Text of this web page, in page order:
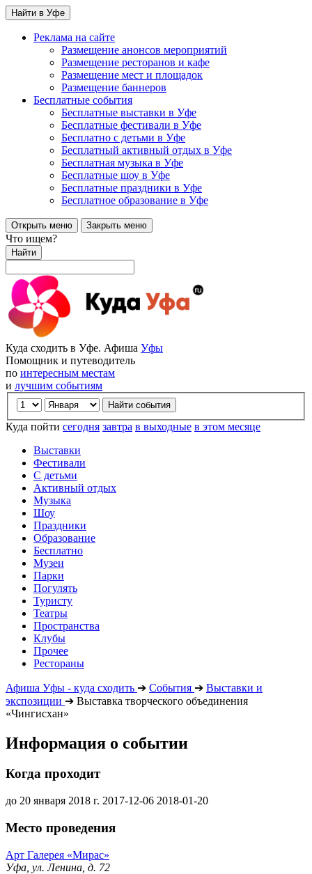
Найти в Уфе
Реклама на сайте
Размещение анонсов мероприятий
Размещение ресторанов и кафе
Размещение мест и площадок
Размещение баннеров
Бесплатные события
Бесплатные выставки в Уфе
Бесплатные фестивали в Уфе
Бесплатно с детьми в Уфе
Бесплатный активный отдых в Уфе
Бесплатная музыка в Уфе
Бесплатные шоу в Уфе
Бесплатные праздники в Уфе
Бесплатное образование в Уфе
Открыть меню Закрыть меню
Что ищем?
Найти
Куда сходить в Уфе. Афиша Уфы
Помощник и путеводитель
по интересным местам
и лучшим событиям
Куда пойти сегодня завтра в выходные в этом месяце
Выставки
Фестивали
С детьми
Активный отдых
Музыка
Шоу
Праздники
Образование
Бесплатно
Музеи
Парки
Погулять
Туристу
Театры
Пространства
Клубы
Прочее
Рестораны
Афиша Уфы - куда сходить ➔ События ➔ Выставки и
экспозиции ➔ Выставка творческого объединения
«Чингисхан»
Информация о событии
Когда проходит
до 20 января 2018 г. 2017-12-06 2018-01-20
Место проведения
Арт Галерея «Мирас»
Уфа, ул. Ленина, д. 72